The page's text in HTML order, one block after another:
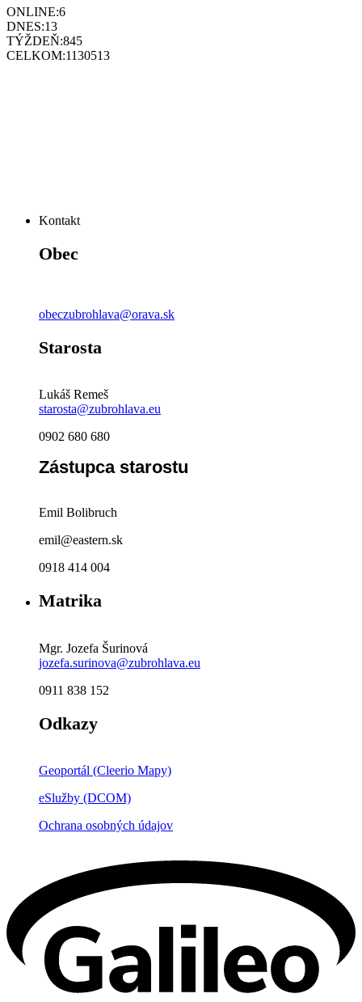
ONLINE:6
DNES:13
TÝŽDEŇ:845
CELKOM:1130513
Kontakt
Obec
obeczubrohlava@orava.sk
Starosta
Lukáš Remeš
starosta@zubrohlava.eu
0902 680 680
Zástupca starostu
Emil Bolibruch
emil@eastern.sk
0918 414 004
Matrika
Mgr. Jozefa Šurinová
jozefa.surinova@zubrohlava.eu
0911 838 152
Odkazy
Geoportál (Cleerio Mapy)
eSlužby (DCOM)
Ochrana osobných údajov